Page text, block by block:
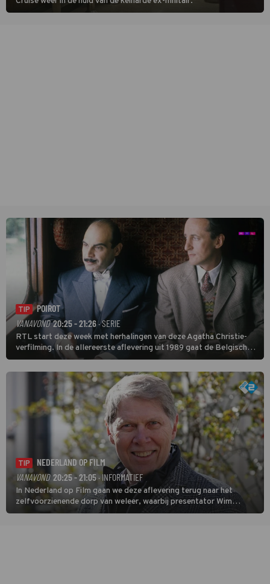
TIP
POIROT
VANAVOND 20:25 - 21:26 · SERIE
RTL start deze week met herhalingen van deze Agatha Christie-
verfilming. In de allereerste aflevering uit 1989 gaat de Belgische
speurder op zoek naar een vermiste kok. Poirot raakt al snel
verwikkeld in een moordzaak. (HH)
TIP
NEDERLAND OP FILM
VANAVOND 20:25 - 21:05· INFORMATIEF
In Nederland op Film gaan we deze aflevering terug naar het
zelfvoorzienende dorp van weleer, waarbij presentator Wim
Daniëls de kijkers meeneemt op reis door de tijd aan de hand van